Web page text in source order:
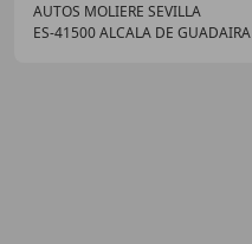
AUTOS MOLIERE SEVILLA
ES-41500 ALCALA DE GUADAIRA